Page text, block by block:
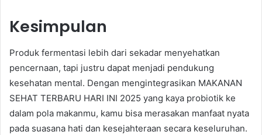
Kesimpulan
Produk fermentasi lebih dari sekadar menyehatkan
pencernaan, tapi justru dapat menjadi pendukung
kesehatan mental. Dengan mengintegrasikan MAKANAN
SEHAT TERBARU HARI INI 2025 yang kaya probiotik ke
dalam pola makanmu, kamu bisa merasakan manfaat nyata
pada suasana hati dan kesejahteraan secara keseluruhan.